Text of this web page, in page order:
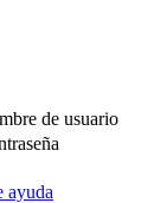
de usuario
ayuda